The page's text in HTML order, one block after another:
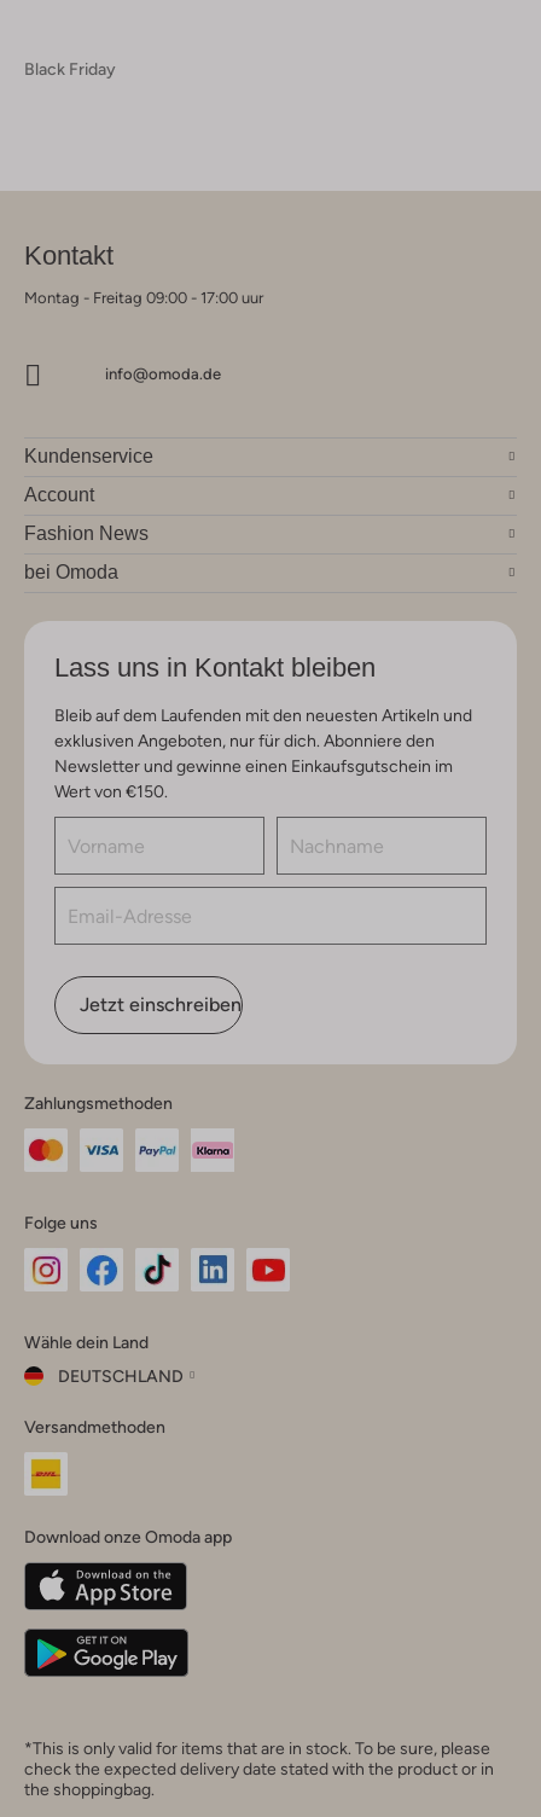
Black Friday
Kontakt
Montag - Freitag 09:00 - 17:00 uur
info@omoda.de
Kundenservice
Account
Fashion News
bei Omoda
Lass uns in Kontakt bleiben
Bleib auf dem Laufenden mit den neuesten Artikeln und
exklusiven Angeboten, nur für dich. Abonniere den
Newsletter und gewinne einen Einkaufsgutschein im
Wert von €150.
Jetzt einschreiben
Zahlungsmethoden
Folge uns
Instagram
Facebook
TikTok
Wähle dein Land
DEUTSCHLAND
dein
Land
Belgique(Français)
Deutschland
Versandmethoden
Download onze Omoda app
*This is only valid for items that are in stock. To be sure, please
check the expected delivery date stated with the product or in
the shoppingbag.